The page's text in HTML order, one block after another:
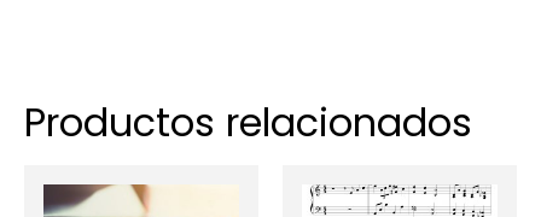
Productos relacionados